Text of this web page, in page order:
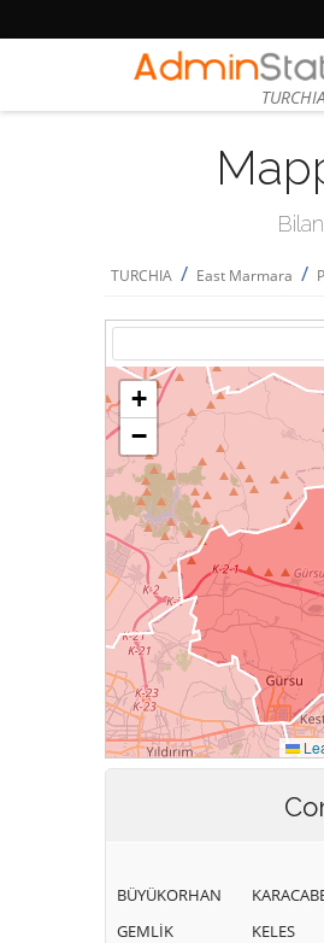
TURCHIA
TURCHIA / East Marmara /
BÜYÜKORHAN
GEMLİK
KELES